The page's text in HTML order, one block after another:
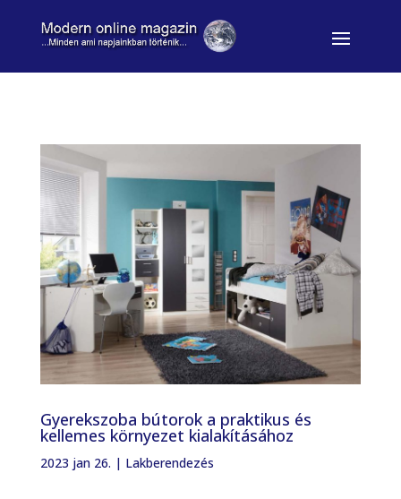
Gyerekszoba bútorok a praktikus és
kellemes környezet kialakításához
2023 jan 26. | Lakberendezés